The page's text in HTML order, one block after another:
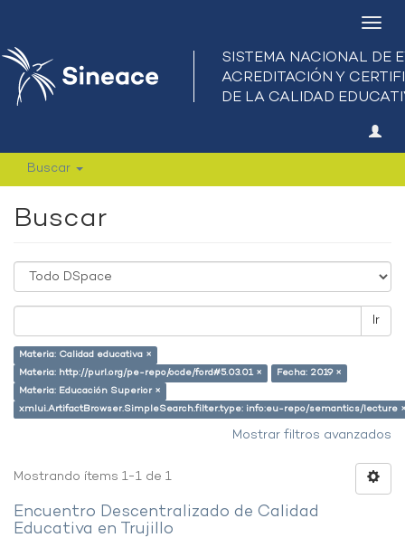
Buscar
Buscar
Ir
Materia: Calidad educativa ×
Materia: http://purl.org/pe-repo/ocde/ford#5.03.01 ×
Fecha: 2019 ×
Materia: Educación Superior ×
xmlui.ArtifactBrowser.SimpleSearch.filter.type: info:eu-repo/semantics/lecture
Mostrar filtros avanzados
Mostrando ítems 1-1 de 1
Encuentro Descentralizado de Calidad
Educativa en Trujillo